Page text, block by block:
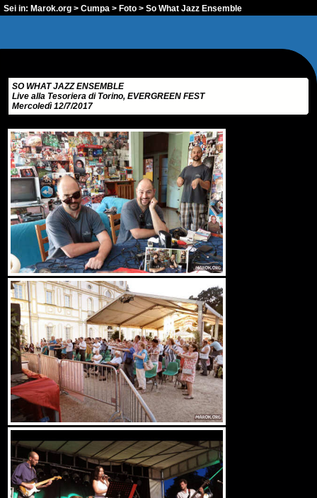
Sei in: Marok.org > Cumpa > Foto > So What Jazz Ensemble
SO WHAT JAZZ ENSEMBLE
Live alla Tesoriera di Torino, EVERGREEN FEST
Mercoledì 12/7/2017